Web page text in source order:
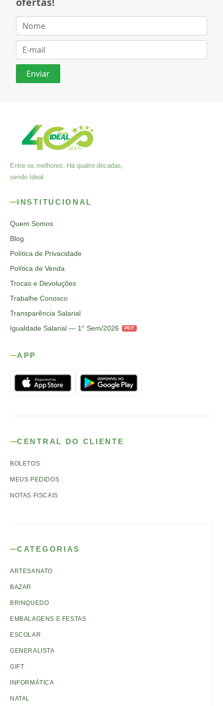
Entre os melhores. Há quatro décadas,
sendo Ideal.
INSTITUCIONAL
Quem Somos
Blog
Política de Privacidade
Política de Venda
Trocas e Devoluções
Trabalhe Conosco
Transparência Salarial
Igualdade Salarial — 1° Sem/2026
PDF
APP
CENTRAL DO CLIENTE
BOLETOS
MEUS PEDIDOS
NOTAS FISCAIS
CATEGORIAS
ARTESANATO
BAZAR
BRINQUEDO
EMBALAGENS E FESTAS
ESCOLAR
GENERALISTA
GIFT
INFORMÁTICA
NATAL